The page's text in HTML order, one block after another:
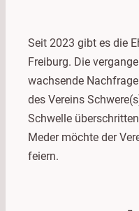
Seit 2023 gibt es die
Freiburg. Die
wachsende
des Vereins
Schwelle
Meder möchte der
feiern.